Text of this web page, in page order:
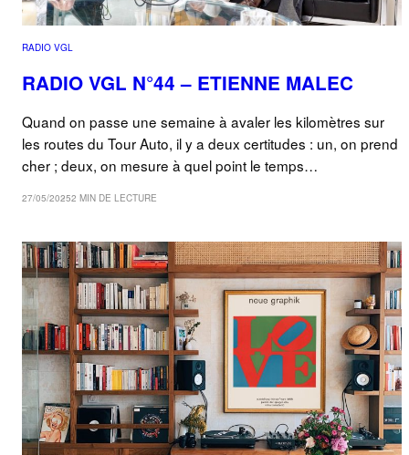
RADIO VGL
RADIO VGL N°44 – ETIENNE MALEC
Quand on passe une semaine à avaler les kilomètres sur
les routes du Tour Auto, il y a deux certitudes : un, on prend
cher ; deux, on mesure à quel point le temps…
27/05/20252 MIN DE LECTURE